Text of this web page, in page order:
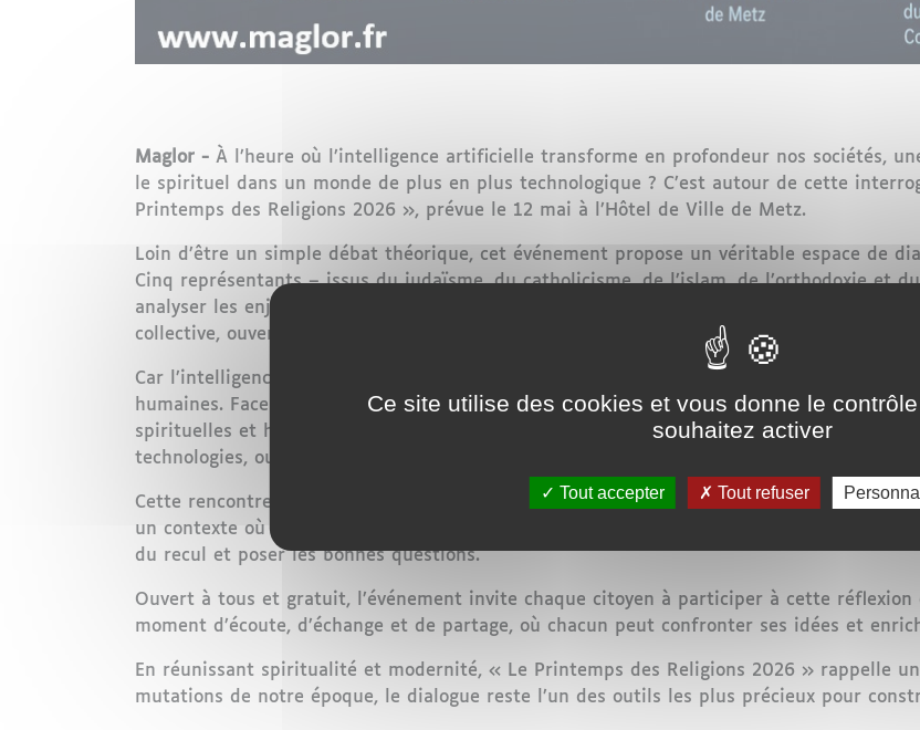
Maglor - À l’heure où l’intelligence artificielle transforme en profondeur nos sociétés,
le spirituel dans un monde de plus en plus technologique ? C’est autour de cette
Printemps des Religions 2026 », prévue le 12 mai à l’Hôtel de Ville de Metz.
Loin d’être un simple débat théorique, cet événement propose un véritable espace de
Cinq représentants – issus du judaïsme, du catholicisme, de l’islam, de l’orthodoxie et
analyser les enjeux soulevés par l’essor de l’intelligence artificielle. Une diversité de
collective, ouverte et nuancée.
Car l’intelligence artificielle n’est plus une réalité lointaine. Elle influence déjà nos
humaines. Face à ces transformations rapides, les religions apportent une perspective
spirituelles et humaines. Elles interrogent notamment la place de l’homme dans un
technologies, ou encore la notion de responsabilité face à des systèmes capables
Cette rencontre s’inscrit ainsi dans une démarche essentielle : reconnecter le progrès
un contexte où l’innovation avance souvent plus vite que la réflexion éthique, le
du recul et poser les bonnes questions.
Ouvert à tous et gratuit, l’événement invite chaque citoyen à participer à cette réflexion
moment d’écoute, d’échange et de partage, où chacun peut confronter ses idées et
En réunissant spiritualité et modernité, « Le Printemps des Religions 2026 » rappelle
mutations de notre époque, le dialogue reste l’un des outils les plus précieux pour
Ce site utilise des cookies et vous donne le
souhaitez activer
Tout accepter Tout refuser